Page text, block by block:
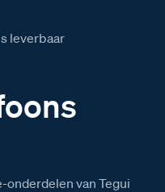
leverbaar
onderdelen van Tegui